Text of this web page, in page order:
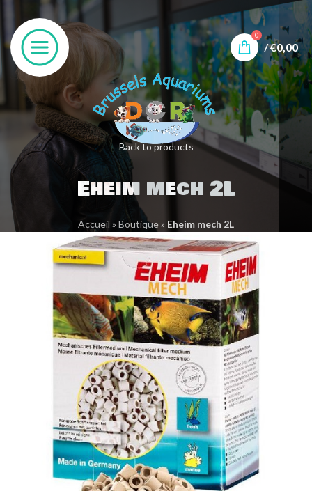
0
/€0,00
Back to products
Eheim mech 2L
Accueil » Boutique» Eheim mech 2L